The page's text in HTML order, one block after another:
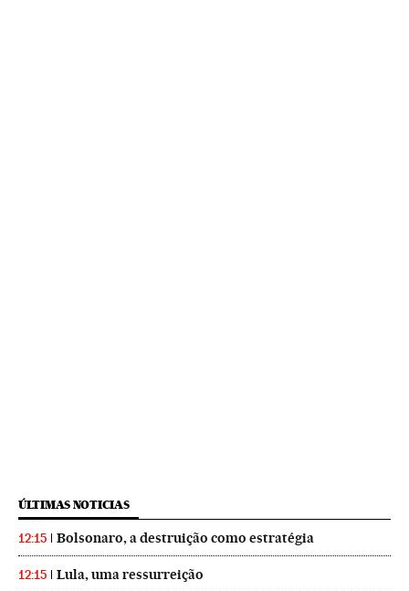
ÚLTIMAS NOTICIAS
12:15 Bolsonaro, a destruição como estratégia
12:15 Lula, uma ressurreição